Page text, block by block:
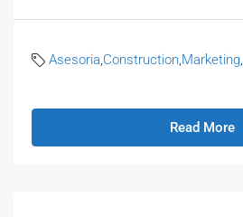
Asesoria,Construction,Marketing,
Read More